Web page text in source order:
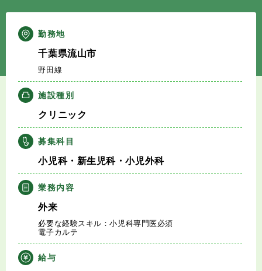
エージェントサービスTOP
サービスの流れ
医師の求人・転職Q&A
知りたい・聞きたい
転職成功事例
医師の転職マニュアル
データで見る医師の平均年収
勤務地
千葉県流山市
野田線
施設種別
クリニック
募集科目
小児科・新生児科・小児外科
業務内容
外来
必要な経験スキル：小児科専門医必須
電子カルテ
給与